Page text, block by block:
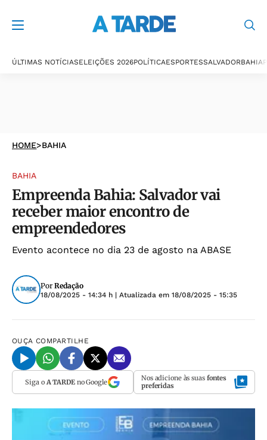
ÚLTIMAS NOTÍCIASELEIÇÕES 2026POLÍTICAESPORTESSALVADORBAHIA
HOME>BAHIA
BAHIA
Empreenda Bahia: Salvador vai
receber maior encontro de
empreendedores
Evento acontece no dia 23 de agosto na ABASE
Por Redação
18/08/2025 - 14:34 h | Atualizada em 18/08/2025 - 15:35
OUÇA COMPARTILHE
Siga o A TARDEno Google Nos adicione às suas fontes
preferidas